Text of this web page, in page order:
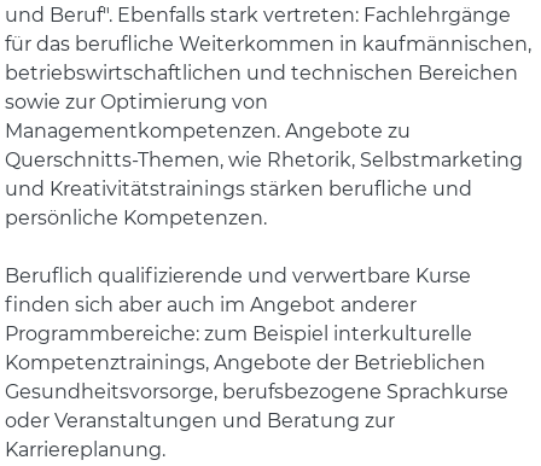
und Beruf". Ebenfalls stark vertreten: Fachlehrgänge
für das berufliche Weiterkommen in kaufmännischen,
betriebswirtschaftlichen und technischen Bereichen
sowie zur Optimierung von
Managementkompetenzen. Angebote zu
Querschnitts-Themen, wie Rhetorik, Selbstmarketing
und Kreativitätstrainings stärken berufliche und
persönliche Kompetenzen.
Beruflich qualifizierende und verwertbare Kurse
finden sich aber auch im Angebot anderer
Programmbereiche: zum Beispiel interkulturelle
Kompetenztrainings, Angebote der Betrieblichen
Gesundheitsvorsorge, berufsbezogene Sprachkurse
oder Veranstaltungen und Beratung zur
Karriereplanung.